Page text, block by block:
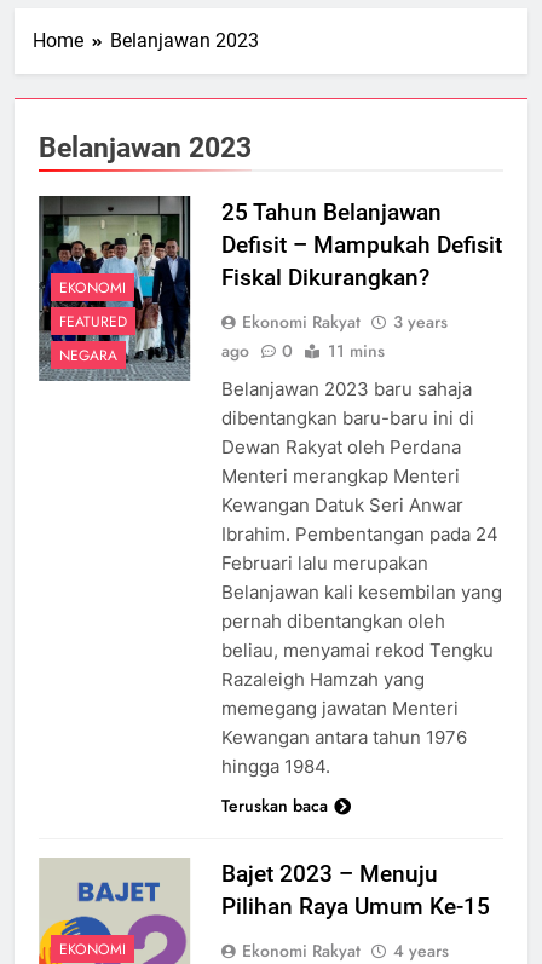
Home Belanjawan 2023
Belanjawan 2023
EKONOMI
FEATURED
NEGARA
25 Tahun Belanjawan
Defisit – Mampukah Defisit
Fiskal Dikurangkan?
Ekonomi Rakyat
3 years
ago
0 11 mins
Belanjawan 2023 baru sahaja
dibentangkan baru-baru ini di
Dewan Rakyat oleh Perdana
Menteri merangkap Menteri
Kewangan Datuk Seri Anwar
Ibrahim. Pembentangan pada 24
Februari lalu merupakan
Belanjawan kali kesembilan yang
pernah dibentangkan oleh
beliau, menyamai rekod Tengku
Razaleigh Hamzah yang
memegang jawatan Menteri
Kewangan antara tahun 1976
hingga 1984.
Teruskan baca
EKONOMI
Bajet 2023 – Menuju
Pilihan Raya Umum Ke-15
Ekonomi Rakyat
4 years